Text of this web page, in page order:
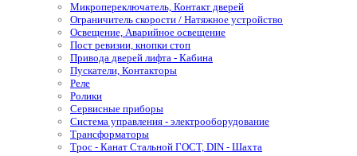
Микропереключатель, Контакт дверей
Ограничитель скорости / Натяжное устройство
Освещение, Аварийное освещение
Пост ревизии, кнопки стоп
Привода дверей лифта - Кабина
Пускатели, Контакторы
Реле
Ролики
Сервисные приборы
Система управления - электрооборудование
Трансформаторы
Трос - Канат Стальной ГОСТ, DIN - Шахта